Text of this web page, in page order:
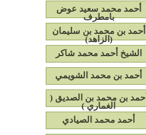
أحمد محمد سعيد عوض
بامطرف
أحمد بن محمد بن سليمان
(الزاهد)
الشيخ أحمد محمد شاكر
أحمد بن محمد الشويمي
أحمد بن محمد بن الصديق (
الغماري )
أحمد محمد الصيادي